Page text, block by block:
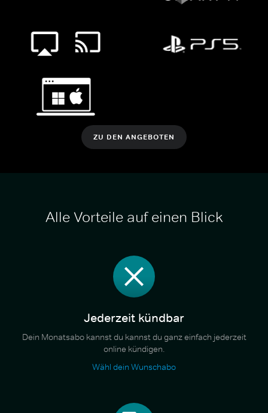
ZU DEN ANGEBOTEN
Alle Vorteile auf einen Blick
Jederzeit kündbar
Dein Monatsabo kannst du kannst du ganz einfach jederzeit
online kündigen.
Wähl dein Wunschabo